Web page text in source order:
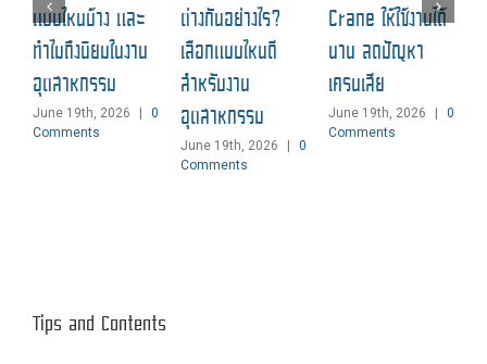
แบบไหนบ้าง และ
ทำไมถึงนิยมในงาน
อุตสาหกรรม
June 19th, 2026
0
Comments
ต่างกันอย่างไร?
เลือกแบบไหนดี
สำหรับงาน
อุตสาหกรรม
June 19th, 2026
0
Comments
Crane ให้ใช้งานได้
นาน ลดปัญหา
เครนเสีย
June 19th, 2026
0
Comments
Tips and Contents